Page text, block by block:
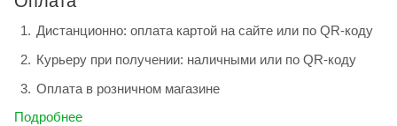
Дистанционно: оплата картой на сайте или по QR-коду
Курьеру при получении: наличными или по QR-коду
Оплата в розничном магазине
Подробнее